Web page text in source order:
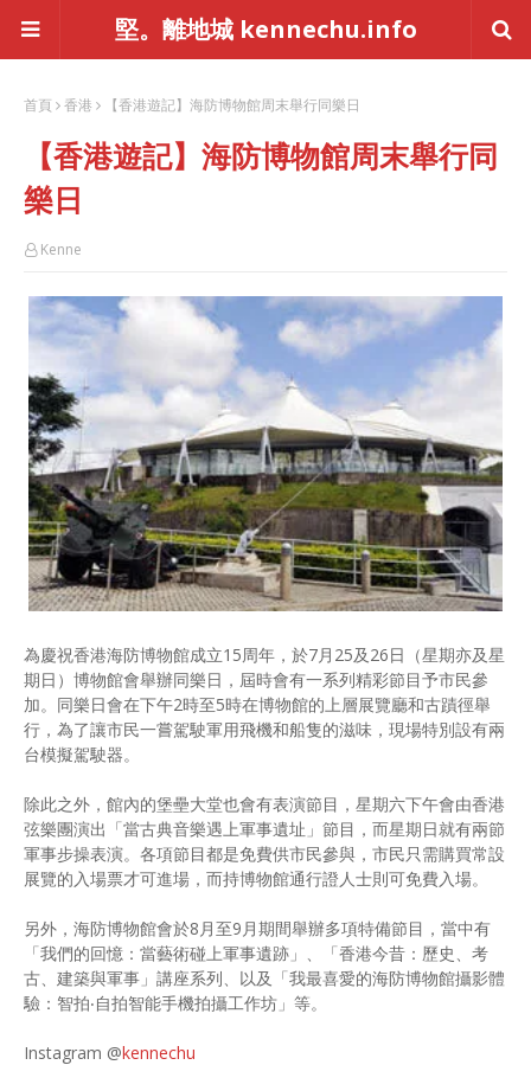
堅。離地城 kennechu.info
首頁 香港 【香港遊記】海防博物館周末舉行同樂日
【香港遊記】海防博物館周末舉行同
樂日
Kenne
為慶祝香港海防博物館成立15周年，於7月25及26日（星期亦及星
期日）博物館會舉辦同樂日，屆時會有一系列精彩節目予市民參
加。同樂日會在下午2時至5時在博物館的上層展覽廳和古蹟徑舉
行，為了讓市民一嘗駕駛軍用飛機和船隻的滋味，現場特別設有兩
台模擬駕駛器。
除此之外，館內的堡壘大堂也會有表演節目，星期六下午會由香港
弦樂團演出「當古典音樂遇上軍事遺址」節目，而星期日就有兩節
軍事步操表演。各項節目都是免費供市民參與，市民只需購買常設
展覽的入場票才可進場，而持博物館通行證人士則可免費入場。
另外，海防博物館會於8月至9月期間舉辦多項特備節目，當中有
「我們的回憶：當藝術碰上軍事遺跡」、「香港今昔：歷史、考
古、建築與軍事」講座系列、以及「我最喜愛的海防博物館攝影體
驗：智拍‧自拍智能手機拍攝工作坊」等。
Instagram @kennechu